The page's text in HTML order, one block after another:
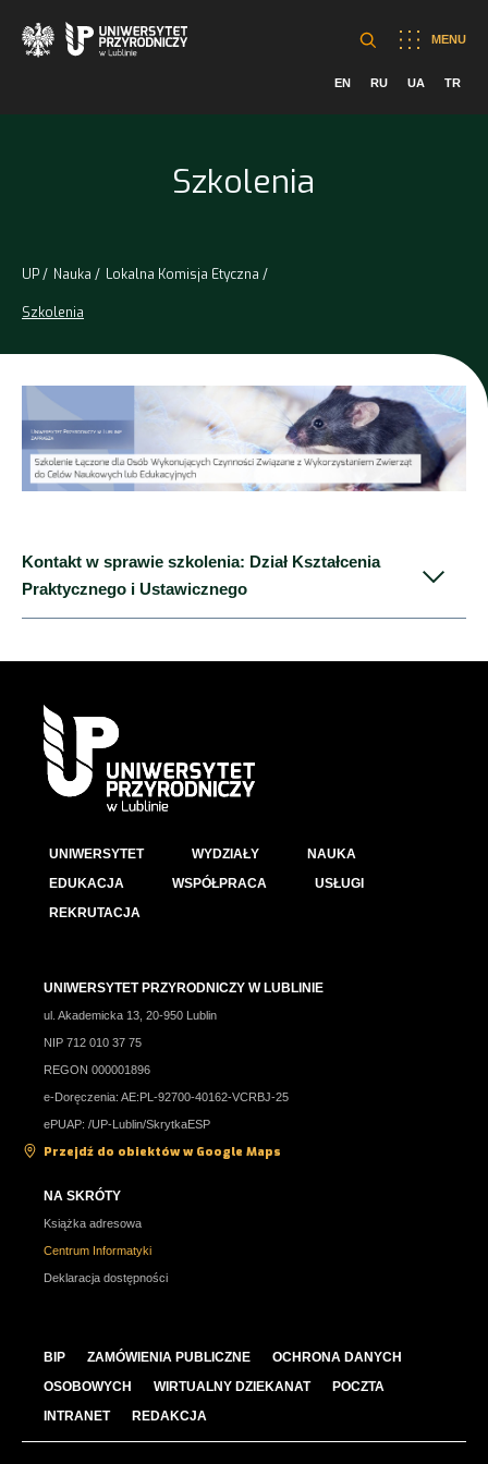
MENU
EN RU UA TR
Szkolenia
UP Nauka Lokalna Komisja Etyczna
Szkolenia
Kontakt w sprawie szkolenia: Dział Kształcenia
Praktycznego i Ustawicznego
ul. Głęboka 31 (łącznik przed CKFiS)
pok. 115
lokalizacja ]
tel. 081 445 66 30
e-mail: ksztalcenie@up.lublin.pl
Dział Kształcenia Praktycznego i Ustawicznego
zaprasza na
SZKOLENIE ŁĄCZONE DLA OSÓB
WYKONUJĄCYCH CZYNNOŚCI ZWIĄZANE
Z WYKORZYSTANIEM ZWIERZĄT DO CELÓW
NAUKOWYCH LUB EDUKACYJNYCH
zczegółowe informacje
UNIWERSYTET WYDZIAŁY
NAUKA
EDUKACJA
WSPÓŁPRACA
USŁUGI
REKRUTACJA
UNIWERSYTET PRZYRODNICZY W LUBLINIE
ul. Akademicka 13, 20-950 Lublin
NIP 712 010 37 75
REGON 000001896
e-Doręczenia: AE:PL-92700-40162-VCRBJ-25
ePUAP: /UP-Lublin/SkrytkaESP
Przejdź do obiektów w Google Maps
NA SKRÓTY
Książka adresowa
Centrum Informatyki
Deklaracja dostępności
BIP ZAMÓWIENIA PUBLICZNE
OCHRONA DANYCH
OSOBOWYCH
WIRTUALNY DZIEKANAT
POCZTA
INTRANET
REDAKCJA